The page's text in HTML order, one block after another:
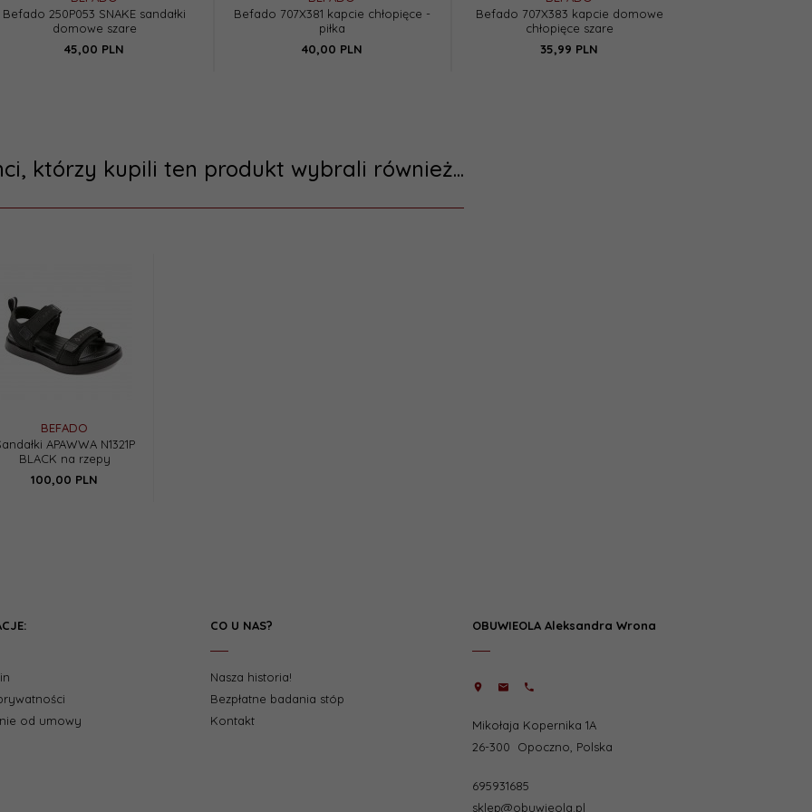
Befado 250P053 SNAKE sandałki
domowe szare
45,00 PLN
Befado 707X381 kapcie chłopięce -
piłka
40,00 PLN
Befado 707X383 kapcie domowe
chłopięce szare
35,99 PLN
którzy kupili ten produkt wybrali również...
BEFADO
APAWWA N1321P
BLACK na rzepy
100,00 PLN
od umowy
CO U NAS?
Nasza historia!
Bezpłatne badania stóp
Kontakt
OBUWIEOLA Aleksandra Wrona
Mikołaja Kopernika 1A
26-300
Opoczno Polska
695931685
sklep@obuwieola.pl